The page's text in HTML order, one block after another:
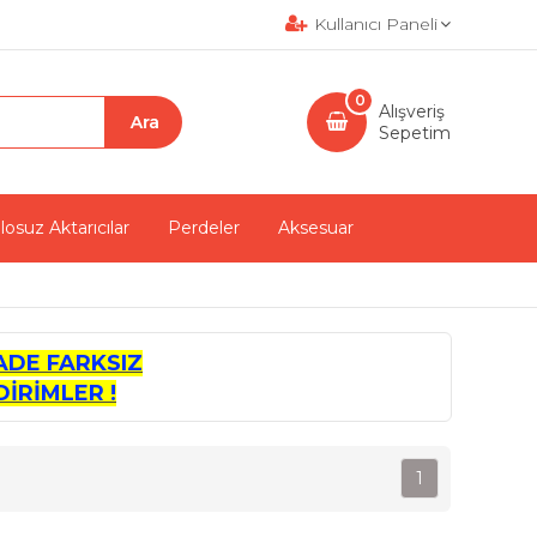
Kullanıcı Paneli
Alışveriş
Sepetim
0
Aktarıcılar Perdeler Aksesuar
FARKSIZ
!
1